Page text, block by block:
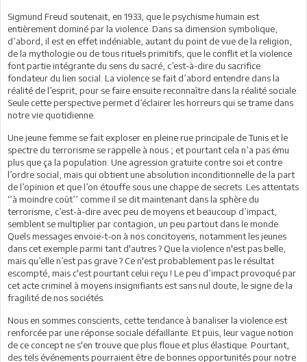
Sigmund Freud soutenait, en 1933, que le psychisme humain est
entièrement dominé par la violence. Dans sa dimension symbolique,
d’abord, il est en effet indéniable, autant du point de vue de la religion,
de la mythologie ou de tous rituels primitifs, que le conflit et la violence
font partie intégrante du sens du sacré, c’est-à-dire du sacrifice
fondateur du lien social. La violence se fait d’abord entendre dans la
réalité de l’esprit, pour se faire ensuite reconnaître dans la réalité sociale.
Seule cette perspective permet d’éclairer les horreurs qui se trame dans
notre vie quotidienne.
Une jeune femme se fait exploser en pleine rue principale de Tunis et le
spectre du terrorisme se rappelle à nous ; et pourtant cela n’a pas ému
plus que ça la population. Une agression gratuite contre soi et contre
l’ordre social, mais qui obtient une absolution inconditionnelle de la part
de l’opinion et que l’on étouffe sous une chappe de secrets. Les attentats
‘’à moindre coût’’ comme il se dit maintenant dans la sphère du
terrorisme, c’est-à-dire avec peu de moyens et beaucoup d’impact,
semblent se multiplier par contagion, un peu partout dans le monde.
Quels messages envoie-t-on à nos concitoyens, notamment les jeunes
dans cet exemple parmi tant d'autres ? Que la violence n'est pas belle,
mais qu’elle n’est pas grave ? Ce n'est probablement pas le résultat
escompté, mais c'est pourtant celui reçu ! Le peu d’impact provoqué par
cet acte criminel à moyens insignifiants est sans nul doute, le signe de la
fragilité de nos sociétés.
Nous en sommes conscients, cette tendance à banaliser la violence est
renforcée par une réponse sociale défaillante. Et puis, leur vague notion
de ce concept ne s'en trouve que plus floue et plus élastique. Pourtant,
des tels événements pourraient être de bonnes opportunités pour notre